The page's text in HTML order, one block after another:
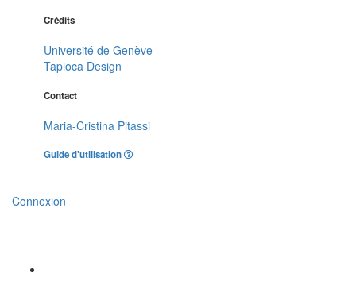
Crédits
Université de Genève
Tapioca Design
Contact
Maria-Cristina Pitassi
Guide d'utilisation
Connexion